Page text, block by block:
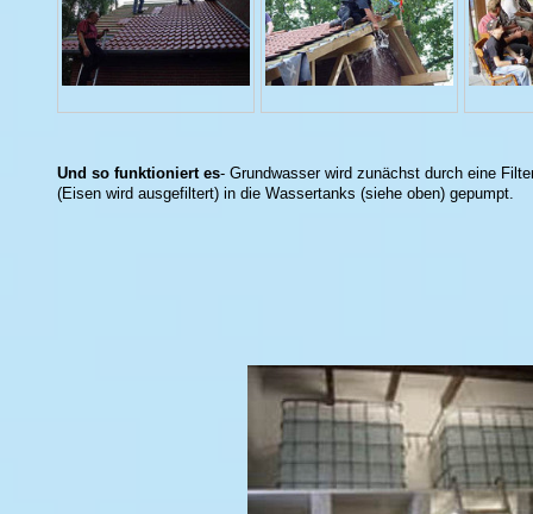
Und so funktioniert es- Grundwasser wird zunächst durch eine
(Eisen wird ausgefiltert) in die Wassertanks (siehe oben) gepumpt.